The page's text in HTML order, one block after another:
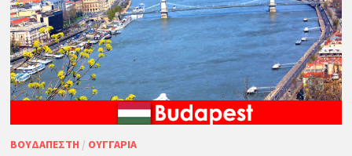
ΒΟΥΔΑΠΈΣΤΗ / ΟΥΓΓΑΡΊΑ